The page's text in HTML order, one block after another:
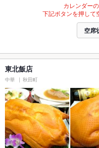
カレンダー
下記ボタンを押して
空席
東北飯店
中華 秋田町